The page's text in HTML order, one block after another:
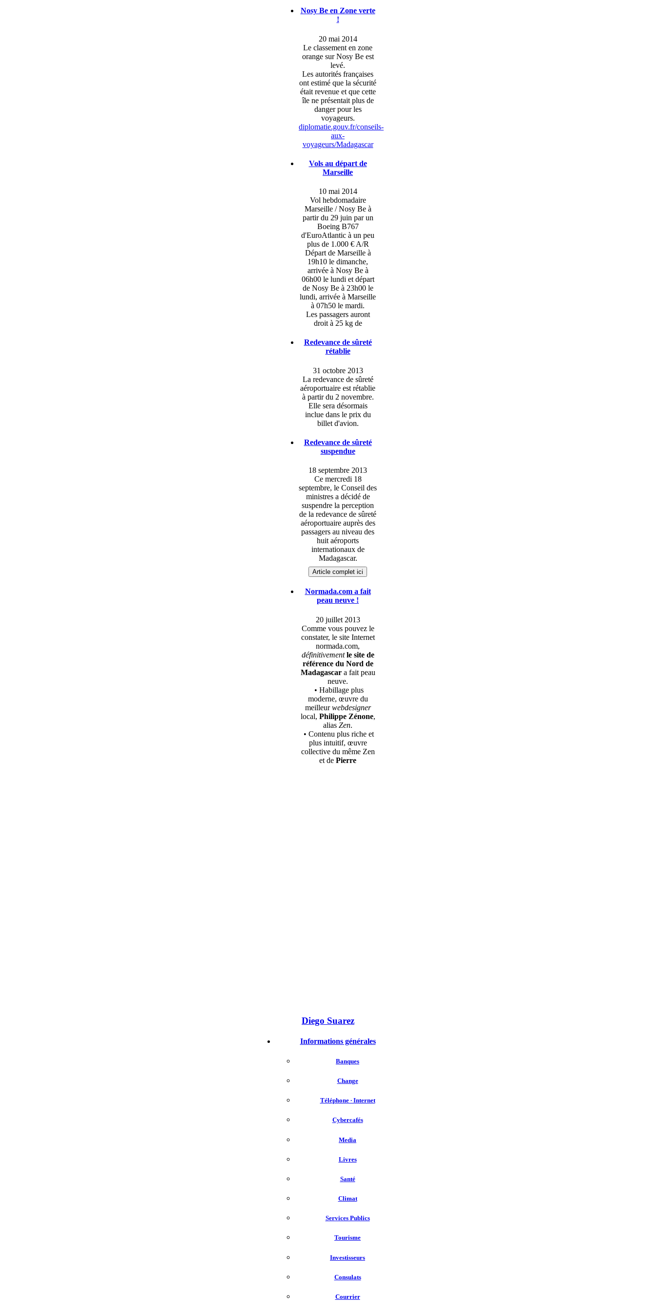
Nosy Be en Zone verte
!
20 mai 2014
Le classement en zone
orange sur Nosy Be est
levé.
Les autorités françaises
ont estimé que la sécurité
était revenue et que cette
île ne présentait plus de
danger pour les
voyageurs.
diplomatie.gouv.fr/conseils-
aux-
voyageurs/Madagascar
Vols au départ de
Marseille
10 mai 2014
Vol hebdomadaire
Marseille / Nosy Be à
partir du 29 juin par un
Boeing B767
d'EuroAtlantic à un peu
plus de 1.000 € A/R
Départ de Marseille à
19h10 le dimanche,
arrivée à Nosy Be à
06h00 le lundi et départ
de Nosy Be à 23h00 le
lundi, arrivée à Marseille
à 07h50 le mardi.
Les passagers auront
droit à 25 kg de
Redevance de sûreté
rétablie
31 octobre 2013
La redevance de sûreté
aéroportuaire est rétablie
à partir du 2 novembre.
Elle sera désormais
inclue dans le prix du
billet d'avion.
Redevance de sûreté
suspendue
18 septembre 2013
Ce mercredi 18
septembre, le Conseil des
ministres a décidé de
suspendre la perception
de la redevance de sûreté
aéroportuaire auprès des
passagers au niveau des
huit aéroports
internationaux de
Madagascar.
Article complet ici
Normada.com a fait
peau neuve !
20 juillet 2013
Comme vous pouvez le
constater, le site Internet
normada.com,
définitivement le site de
référence du Nord de
Madagascara fait peau
neuve.
• Habillage plus
moderne, œuvre du
meilleurwebdesigner
local, Philippe Zénone,
alias Zen.
• Contenu plus riche et
plus intuitif, œuvre
collective du même Zen
et de Pierre
Diego Suarez
Informations générales
Banques
Change
Téléphone ∙ Internet
Cybercafés
Media
Livres
Santé
Climat
Services Publics
Tourisme
Investisseurs
Consulats
Courrier